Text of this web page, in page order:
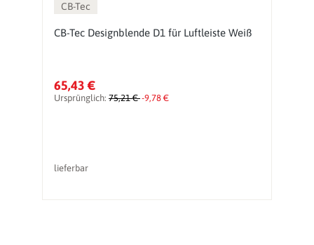
CB-Tec
CB-Tec Designblende D1 für Luftleiste Weiß
65,43 €
Ursprünglich: 75,21 €-9,78 €
lieferbar